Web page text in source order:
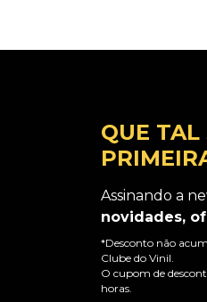
QUE TAL
Assinando a
novidades,
*Desconto não
Clube do Vinil.
O cupom de
horas.